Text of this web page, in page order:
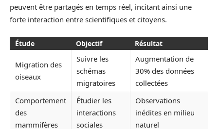
peuvent être partagés en temps réel, incitant ainsi une
forte interaction entre scientifiques et citoyens.
Étude Objectif Résultat
Migration des
oiseaux
Suivre les
schémas
migratoires
Augmentation de
30% des données
collectées
Comportement
des
mammifères
Étudier les
interactions
sociales
Observations
inédites en milieu
naturel